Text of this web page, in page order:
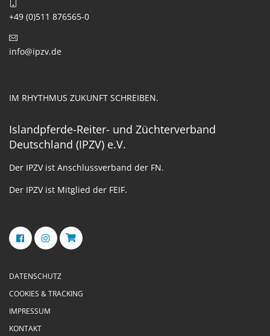
+49 (0)511 876565-0
info@ipzv.de
IM RHYTHMUS ZUKUNFT SCHREIBEN.
Islandpferde-Reiter- und Züchterverband
Deutschland (IPZV) e.V.
Der IPZV ist Anschlussverband der FN.
Der IPZV ist Mitglied der FEIF.
DATENSCHUTZ
COOKIES & TRACKING
IMPRESSUM
KONTAKT